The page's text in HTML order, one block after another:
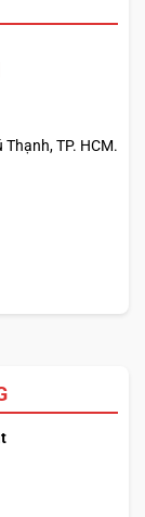
có giá thấp
nhưng
đồ họa rời. Và
13 có tuỳ
TP. HCM.